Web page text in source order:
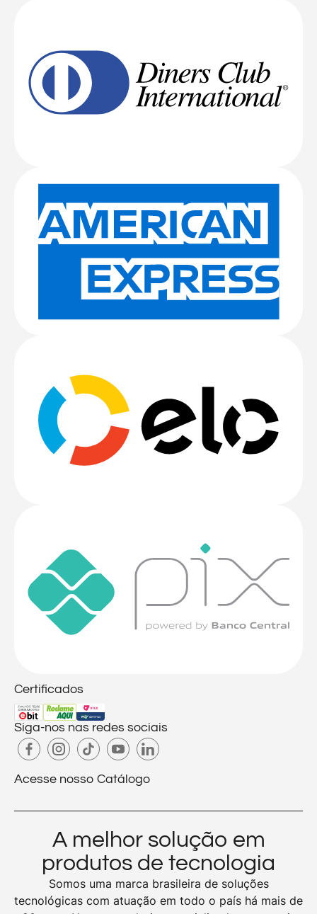
Certificados
Siga-nos nas redes sociais
Acesse nosso Catálogo
A melhor solução em
produtos de tecnologia
Somos uma marca brasileira de soluções
tecnológicas com atuação em todo o país há mais de